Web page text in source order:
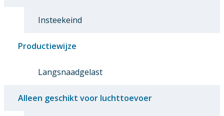
Insteekeind
Productiewijze
Langsnaadgelast
Alleen geschikt voor luchttoevoer